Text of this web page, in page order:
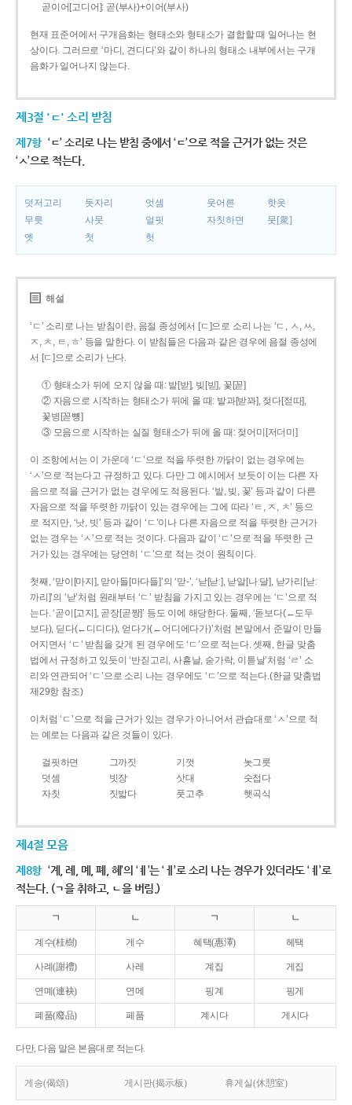
곧이어[고디어]: 곧(부사)+이어(부사)
현재 표준어에서 구개음화는 형태소와 형태소가 결합할 때 일어나는 현
상이다. 그러므로 ‘마디, 견디다’와 같이 하나의 형태소 내부에서는 구개
음화가 일어나지 않는다.
제3절 'ㄷ' 소리 받침
제7항 ‘ㄷ’ 소리로 나는 받침 중에서 ‘ㄷ’으로 적을 근거가 없는 것은
‘ㅅ’으로 적는다.
덧저고리 돗자리 엇셈 웃어른
핫옷
무릇
사뭇 얼핏 자칫하면
뭇[衆]
옛
첫 헛
해설
‘ㄷ’ 소리로 나는 받침이란, 음절 종성에서 [ㄷ]으로 소리 나는 ‘ㄷ, ㅅ, ㅆ,
ㅈ, ㅊ, ㅌ, ㅎ’ 등을 말한다. 이 받침들은 다음과 같은 경우에 음절 종성에
서 [ㄷ]으로 소리가 난다.
① 형태소가 뒤에 오지 않을 때: 밭[받], 빚[빋], 꽃[꼳]
② 자음으로 시작하는 형태소가 뒤에 올 때: 밭과[받꽈], 젖다[젇따],
꽃병[꼳뼝]
③ 모음으로 시작하는 실질 형태소가 뒤에 올 때: 젖어미[저더미]
이 조항에서는 이 가운데 ‘ㄷ’으로 적을 뚜렷한 까닭이 없는 경우에는
‘ㅅ’으로 적는다고 규정하고 있다. 다만 그 예시에서 보듯이 이는 다른 자
음으로 적을 근거가 없는 경우에도 적용된다. ‘밭, 빚, 꽃’ 등과 같이 다른
자음으로 적을 뚜렷한 까닭이 있는 경우에는 그에 따라 ‘ㅌ, ㅈ, ㅊ’ 등으
로 적지만, ‘낫, 빗’ 등과 같이 ‘ㄷ’이나 다른 자음으로 적을 뚜렷한 근거가
없는 경우는 ‘ㅅ’으로 적는 것이다. 다음과 같이 ‘ㄷ’으로 적을 뚜렷한 근
거가 있는 경우에는 당연히 ‘ㄷ’으로 적는 것이 원칙이다.
첫째, ‘맏이[마지], 맏아들[마다들]’의 ‘맏-’, ‘낟[낟ː], 낟알[나ː달], 낟가리[낟ː
까리]’의 ‘낟’처럼 원래부터 ‘ㄷ’ 받침을 가지고 있는 경우에는 ‘ㄷ’으로 적
는다. ‘곧이[고지], 곧장[곧짱]’ 등도 이에 해당한다. 둘째, ‘돋보다(←도두
보다), 딛다(←디디다), 얻다가(←어디에다가)’처럼 본말에서 준말이 만들
어지면서 ‘ㄷ’ 받침을 갖게 된 경우에도 ‘ㄷ’으로 적는다. 셋째, 한글 맞춤
법에서 규정하고 있듯이 ‘반짇고리, 사흗날, 숟가락, 이튿날’처럼 ‘ㄹ’ 소
리와 연관되어 ‘ㄷ’으로 소리 나는 경우에도 ‘ㄷ’으로 적는다.(한글 맞춤법
제29항 참조)
이처럼 ‘ㄷ’으로 적을 근거가 있는 경우가 아니어서 관습대로 ‘ㅅ’으로 적
는 예로는 다음과 같은 것들이 있다.
걸핏하면 그까짓 기껏
놋그릇
덧셈
빗장 삿대
숫접다
자칫
짓밟다 풋고추 햇곡식
제4절 모음
제8항 ‘계, 례, 몌, 폐, 혜’의 ‘ㅖ’는 ‘ㅔ’로 소리 나는 경우가 있더라도 ‘ㅖ’로
적는다. (ㄱ을 취하고, ㄴ을 버림.)
ㄱ ㄴ ㄱ ㄴ
계수(桂樹) 게수 혜택(惠澤) 헤택
사례(謝禮) 사레 계집 게집
연몌(連袂) 연메 핑계 핑게
폐품(廢品) 페품 계시다 게시다
다만, 다음 말은 본음대로 적는다.
게송(偈頌) 게시판(揭示板) 휴게실(休憩室)